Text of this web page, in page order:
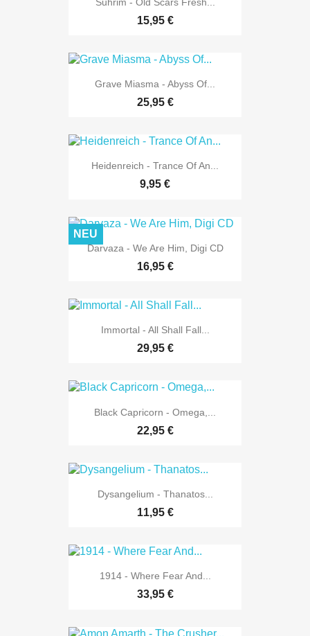
15,95 €
Grave Miasma - Abyss Of...
25,95 €
Heidenreich - Trance Of An...
9,95 €
Darvaza - We Are Him, Digi CD
16,95 €
NEU
Immortal - All Shall Fall...
29,95 €
Black Capricorn - Omega,...
22,95 €
Dysangelium - Thanatos...
11,95 €
1914 - Where Fear And...
33,95 €